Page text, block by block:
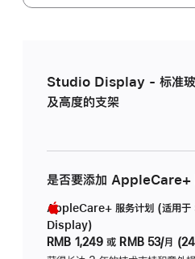
Studio Display - 标准玻
及高度的支架
是否要添加 AppleCare+
AppleCare+ 服务计划 (适用
Display)
RMB 1,249 或 RMB 53/月